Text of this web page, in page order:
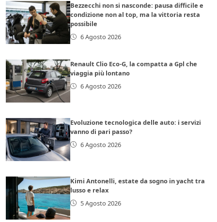
Bezzecchi non si nasconde: pausa difficile e
condizione non al top, ma la vittoria resta
possibile
6 Agosto 2026
Renault Clio Eco-G, la compatta a Gpl che
viaggia più lontano
6 Agosto 2026
Evoluzione tecnologica delle auto: i servizi
vanno di pari passo?
6 Agosto 2026
Kimi Antonelli, estate da sogno in yacht tra
lusso e relax
5 Agosto 2026